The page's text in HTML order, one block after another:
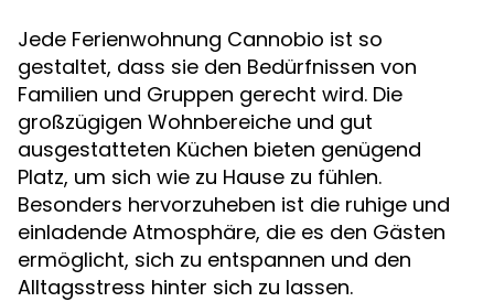
Jede Ferienwohnung Cannobio ist so
gestaltet, dass sie den Bedürfnissen von
Familien und Gruppen gerecht wird. Die
großzügigen Wohnbereiche und gut
ausgestatteten Küchen bieten genügend
Platz, um sich wie zu Hause zu fühlen.
Besonders hervorzuheben ist die ruhige und
einladende Atmosphäre, die es den Gästen
ermöglicht, sich zu entspannen und den
Alltagsstress hinter sich zu lassen.